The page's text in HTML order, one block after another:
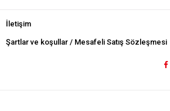
İletişim
Şartlar ve koşullar / Mesafeli Satış Sözleşmesi